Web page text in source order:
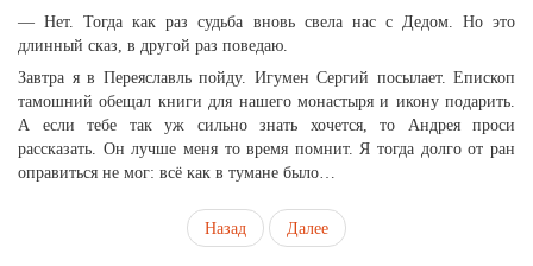
— Нет. Тогда как раз судьба вновь свела нас с Дедом. Но это
длинный сказ, в другой раз поведаю.
Завтра я в Переяславль пойду. Игумен Сергий посылает. Епископ
тамошний обещал книги для нашего монастыря и икону подарить.
А если тебе так уж сильно знать хочется, то Андрея проси
рассказать. Он лучше меня то время помнит. Я тогда долго от ран
оправиться не мог: всё как в тумане было…
Назад Далее